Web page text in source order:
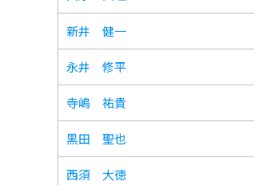
新井 健一
永井 修平
寺嶋 祐貴
黒田 聖也
西須 大徳